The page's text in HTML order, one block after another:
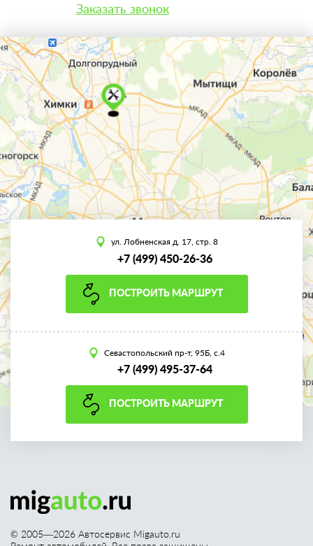
Заказать звонок
ул. Лобненская д. 17, стр. 8
+7 (499) 450-26-36
ПОСТРОИТЬ МАРШРУТ
Севастопольский пр-т, 95Б, с.4
+7 (499) 495-37-64
ПОСТРОИТЬ МАРШРУТ
© 2005—2026 Автосервис Migauto.ru